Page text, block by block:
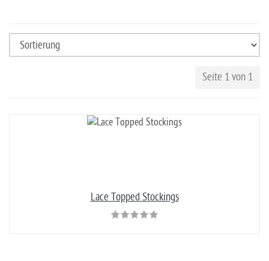
Seite 1 von 1
Lace Topped Stockings